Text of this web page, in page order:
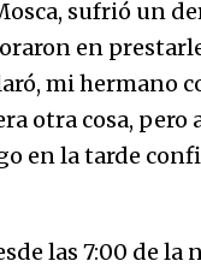
sufrió un
en
mi hermano
otra cosa,
en la tarde
las 7:00 de la